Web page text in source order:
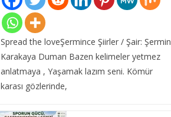
Spread the loveŞermince Şiirler / Şair: Şermin
Karakaya Duman Bazen kelimeler yetmez
anlatmaya , Yaşamak lazım seni. Kömür
karası gözlerinde,